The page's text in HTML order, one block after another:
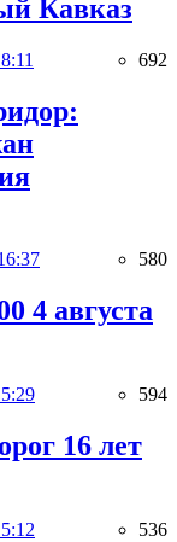
Кавказ
692
580
4 августа
594
16 лет
536